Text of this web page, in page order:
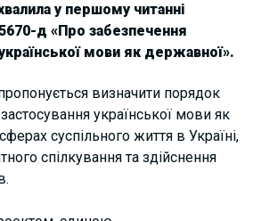
у першому читанні
д «Про забезпечення
мови як державної».
визначити порядок
української мови як
суспільного життя в Україні,
спілкування та здійснення